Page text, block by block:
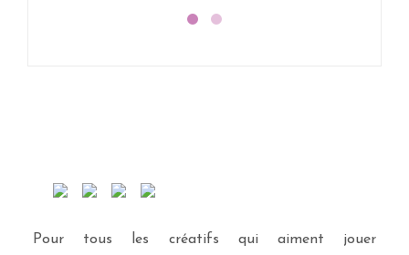
Pour tous les créatifs qui aiment jouer